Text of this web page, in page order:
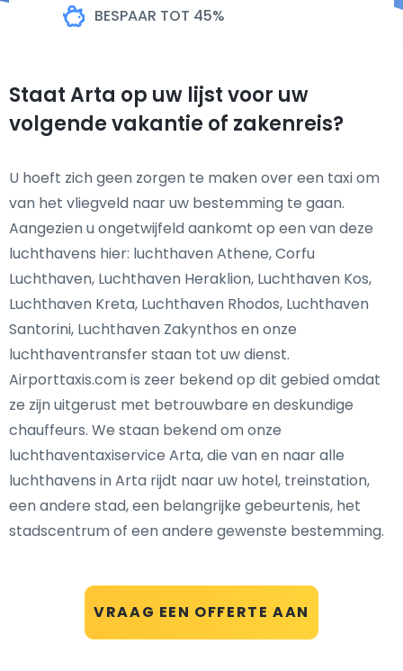
BESPAAR TOT 45%
VRAAG EEN OFFERTE AAN
Staat Arta op uw lijst voor uw
volgende vakantie of zakenreis?
U hoeft zich geen zorgen te maken over een taxi om
van het vliegveld naar uw bestemming te gaan.
Aangezien u ongetwijfeld aankomt op een van deze
luchthavens hier: luchthaven Athene, Corfu
Luchthaven, Luchthaven Heraklion, Luchthaven Kos,
Luchthaven Kreta, Luchthaven Rhodos, Luchthaven
Santorini, Luchthaven Zakynthos en onze
luchthaventransfer staan tot uw dienst.
Airporttaxis.com is zeer bekend op dit gebied omdat
ze zijn uitgerust met betrouwbare en deskundige
chauffeurs. We staan bekend om onze
luchthaventaxiservice Arta, die van en naar alle
luchthavens in Arta rijdt naar uw hotel, treinstation,
een andere stad, een belangrijke gebeurtenis, het
stadscentrum of een andere gewenste bestemming.